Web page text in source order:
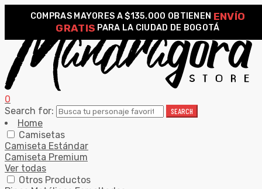
COMPRAS MAYORES A $135.000 OBTIENEN ENVÍO
GRATIS PARA LA CIUDAD DE BOGOTÁ
0
Search for:
SEARCH
Home
Camisetas
Camiseta Estándar
Camiseta Premium
Ver todas
Otros Productos